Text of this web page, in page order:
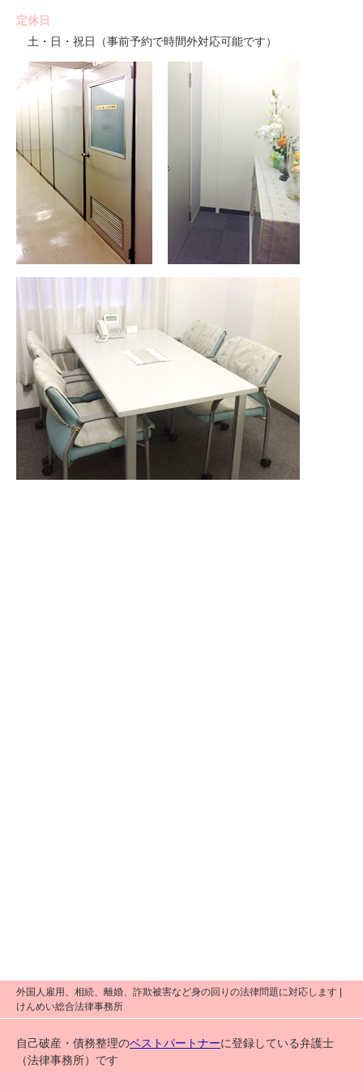
定休日
土・日・祝日（事前予約で時間外対応可能です）
外国人雇用、相続、離婚、詐欺被害など身の回りの法律問題に対応します |
けんめい総合法律事務所
自己破産・債務整理のベストパートナーに登録している弁護士
（法律事務所）です